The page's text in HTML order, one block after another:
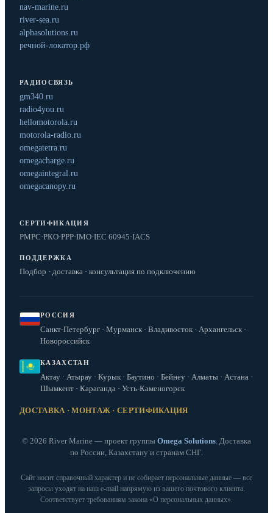
nav-marine.ru
river-sea.ru
alphasolutions.ru
речной-локатор.рф
РАДИОСВЯЗЬ
gm340.ru
radio4you.ru
hellomotorola.ru
motorola-radio.ru
omegatetra.ru
omegacharge.ru
omegaintegral.ru
omegacanopy.ru
СЕРТИФИКАЦИЯ
РМРС·РКО·РРР·IMO·IEC 60945·IACS
ПОДДЕРЖКА
Подбор · доставка · консультация по подключению
РОССИЯ
Санкт-Петербург · Мурманск · Владивосток · Архангельск ·
Новороссийск
КАЗАХСТАН
Актау · Атырау · Курык · Баутино · Бейнеу · Алматы · Астана ·
Шымкент · Караганда · Усть-Каменогорск
ДОСТАВКА · МОНТАЖ · СЕРТИФИКАЦИЯ
© 2026 River Marine — проект группы Omega Solutions. Доставка
по России, Казахстану и странам СНГ.
Сайт носит справочный характер и не собирает персональные данные — все
запросы уходят на наш e‑mail напрямую из вашего почтового клиента.
Соответствует требованиям закона «О персональных данных».